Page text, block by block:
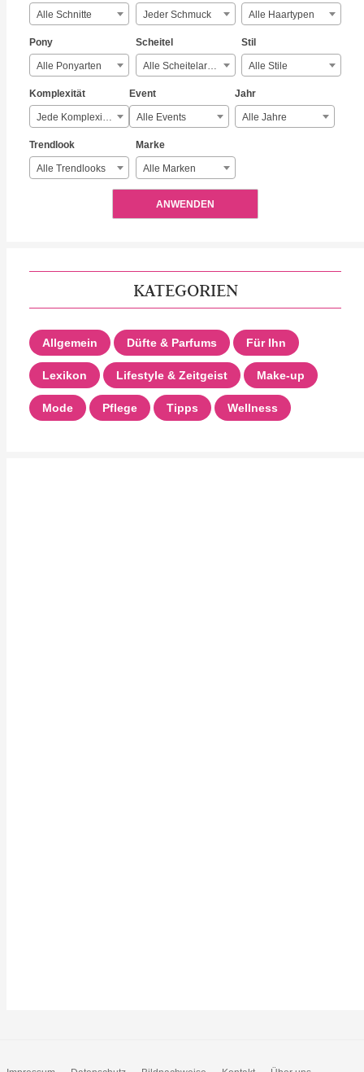
Alle Schnitte Jeder Schmuck Alle Haartypen
Pony
Alle Ponyarten
Scheitel
Alle Scheitelarten
Stil
Alle Stile
Komplexität
Jede Komplexität
Event
Alle Events
Jahr
Alle Jahre
Trendlook
Alle Trendlooks
Marke
Alle Marken
ANWENDEN
KATEGORIEN
Allgemein Düfte & Parfums Für Ihn
Lexikon Lifestyle & Zeitgeist Make-up
Mode Pflege Tipps Wellness